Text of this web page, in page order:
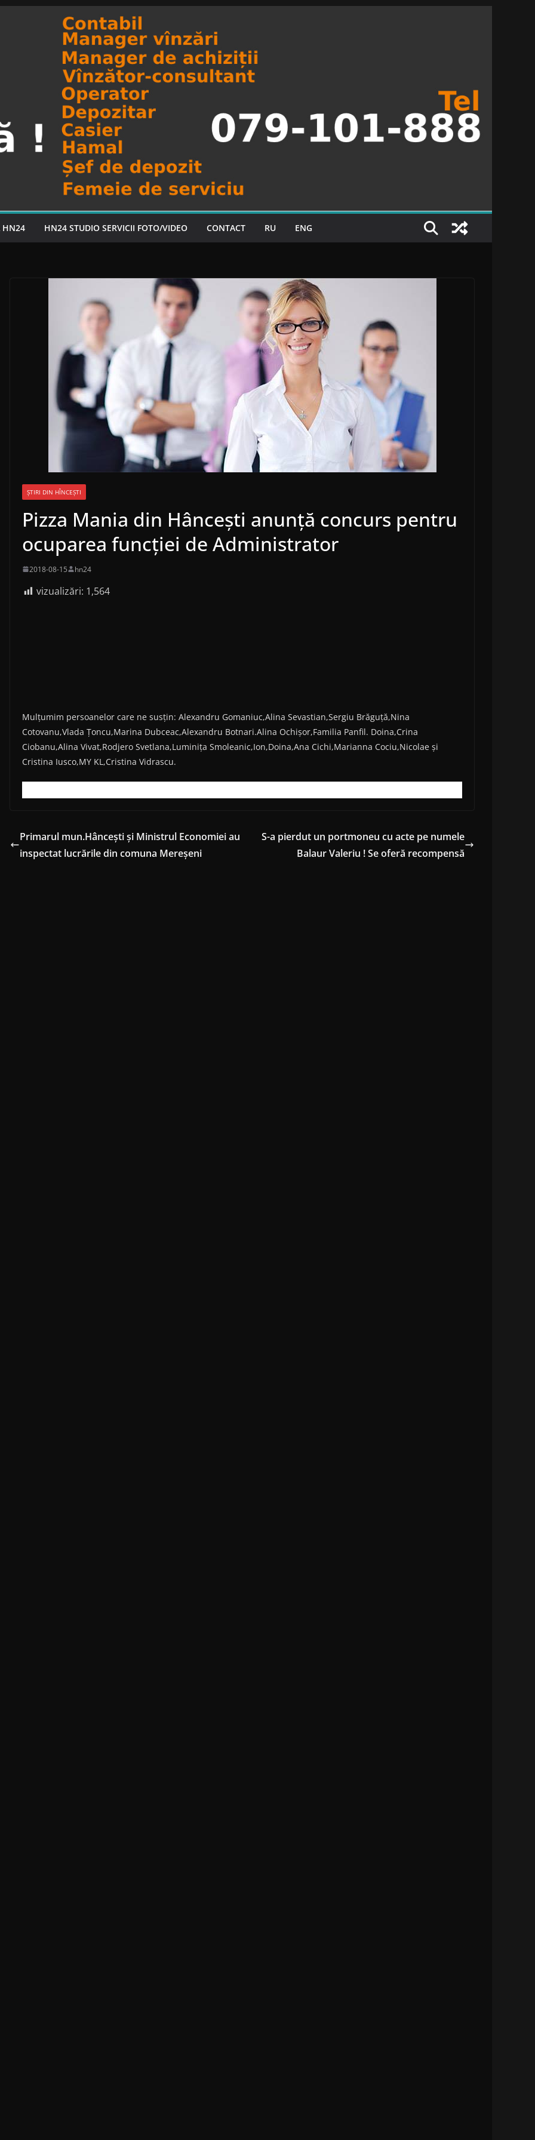
HN24 HN24 STUDIO SERVICII FOTO/VIDEO CONTACT RU ENG
ȘTIRI DIN HÎNCEȘTI
Pizza Mania din Hâncești anunță concurs pentru
ocuparea funcției de Administrator
2018-08-15 hn24
vizualizări: 1,564
Mulțumim persoanelor care ne susțin: Alexandru Gomaniuc,Alina Sevastian,Sergiu Brăguță,Nina
Cotovanu,Vlada Țoncu,Marina Dubceac,Alexandru Botnari.Alina Ochișor,Familia Panfil. Doina,Crina
Ciobanu,Alina Vivat,Rodjero Svetlana,Luminița Smoleanic,Ion,Doina,Ana Cichi,Marianna Cociu,Nicolae și
Cristina Iusco,MY KL,Cristina Vidrascu.
Primarul mun.Hâncești și Ministrul Economiei au
inspectat lucrările din comuna Mereșeni
S-a pierdut un portmoneu cu acte pe numele
Balaur Valeriu ! Se oferă recompensă